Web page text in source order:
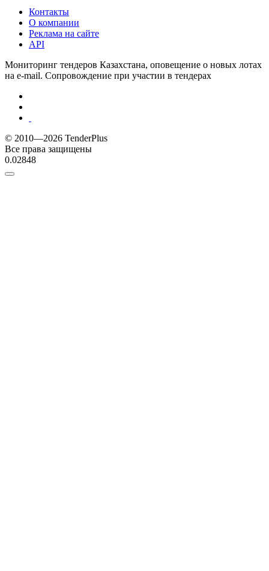
Контакты
О компании
Реклама на сайте
API
Мониторинг тендеров Казахстана, оповещение о новых лотах
на e-mail. Сопровождение при участии в тендерах
© 2010—2026 TenderPlus
Все права защищены
0.02848